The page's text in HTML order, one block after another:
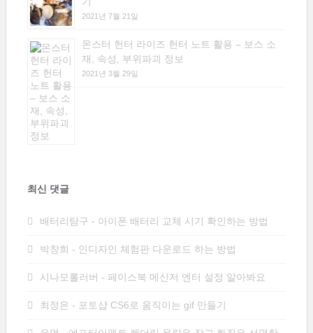
2021년 7월 21일
몬스터 헌터 라이즈 헌터 노트 활용 – 보스 소
재, 속성, 부위파괴 정보
2021년 3월 29일
최신 댓글
배터리탐구 - 아이폰 배터리 교체 시기 확인하는 방법
박창희 - 인디자인 체험판 다운로드 하는 방법
시나모롤러버 - 페이스북 메신저 엔터 설정 알아봐요
최정은 - 포토샵 CS6로 움직이는 gif 만들기